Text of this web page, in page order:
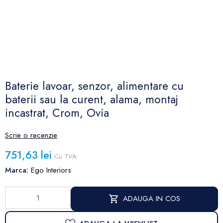
Baterie lavoar, senzor, alimentare cu
baterii sau la curent, alama, montaj
incastrat, Crom, Ovia
Scrie o recenzie
751,63 lei Cu TVA
Marca: Ego Interiors
ADAUGA IN COS